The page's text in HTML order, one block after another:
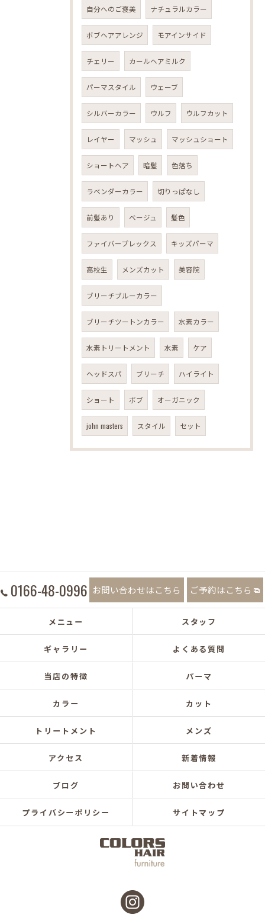
自分へのご褒美 ナチュラルカラー
ボブヘアアレンジ モアインサイド
チェリー カールヘアミルク
パーマスタイル ウェーブ
シルバーカラー ウルフ ウルフカット
レイヤー マッシュ マッシュショート
ショートヘア 暗髪 色落ち
ラベンダーカラー 切りっぱなし
前髪あり ベージュ 髪色
ファイバープレックス キッズパーマ
高校生 メンズカット 美容院
ブリーチブルーカラー
ブリーチツートンカラー 水素カラー
水素トリートメント 水素 ケア
ヘッドスパ ブリーチ ハイライト
ショート ボブ オーガニック
john masters スタイル セット
0166-48-0996 お問い合わせはこちら ご予約はこちら
メニュー スタッフ
ギャラリー よくある質問
当店の特徴 パーマ
カラー カット
トリートメント メンズ
アクセス 新着情報
ブログ お問い合わせ
プライバシーポリシー サイトマップ